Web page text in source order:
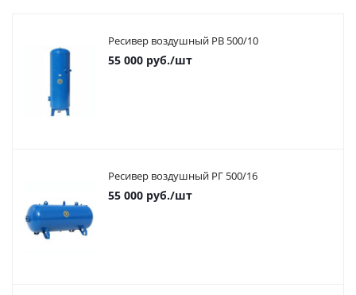
Ресивер воздушный РВ 500/10
55 000 руб./шт
Ресивер воздушный РГ 500/16
55 000 руб./шт